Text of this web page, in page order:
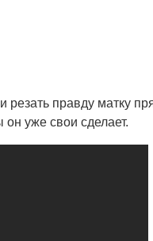
правду матку
уже свои сделает.